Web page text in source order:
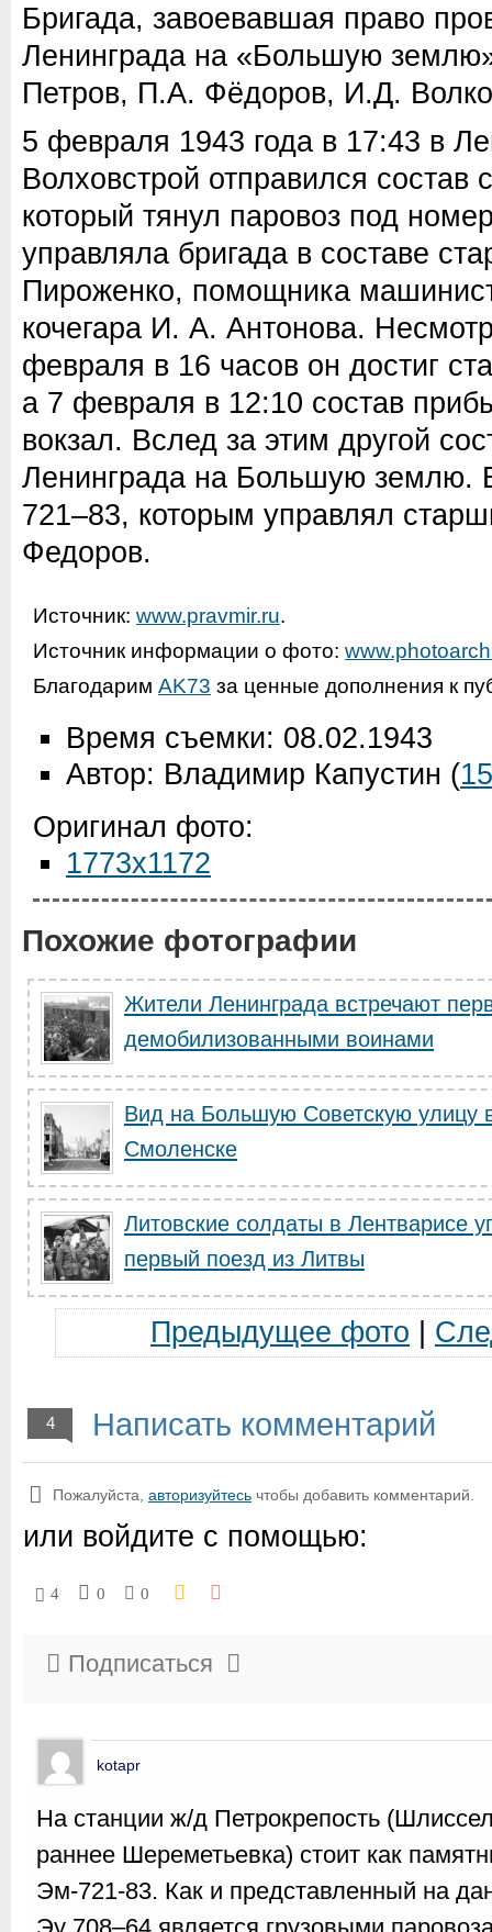
Бригада, завоевавшая право
Ленинграда на «Большую
Петров, П.А. Фёдоров, И.Д.
5 февраля 1943 года в 17:43 в
Волховстрой отправился состав
который тянул паровоз под
управляла бригада в составе
Пироженко, помощника
кочегара И. А. Антонова.
февраля в 16 часов он достиг
а 7 февраля в 12:10 состав
вокзал. Вслед за этим другой
Ленинграда на Большую землю.
721–83, которым управлял
Федоров.
Источник: www.pravmir.ru.
Источник информации о фото:
Благодарим AK73 за ценные дополнения к
Время съемки: 08.02.1943
Автор: Владимир Капустин (15
Оригинал фото:
1773x1172
Похожие фотографии
Жители Ленинграда встречают
демобилизованными воинами
Вид на Большую Советскую улицу
Смоленске
Литовские солдаты в Лентварисе
первый поезд из Литвы
Предыдущее фото
4 Написать комментарий
Пожалуйста, авторизуйтесь чтобы добавить комментарий.
или войдите с помощью:
4 0 0
Подписаться
kotapr
На станции ж/д Петрокрепость
раннее Шереметьевка) стоит как
Эм-721-83. Как и представленный на